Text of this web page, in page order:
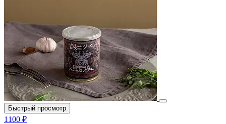
Быстрый просмотр
1100 ₽